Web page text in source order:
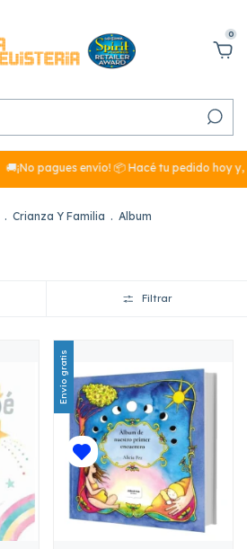
0
🚚¡No pagues envío! 📦 Hacé tu pedido hoy
. Crianza Y Familia . Album
Filtrar
Envío gratis